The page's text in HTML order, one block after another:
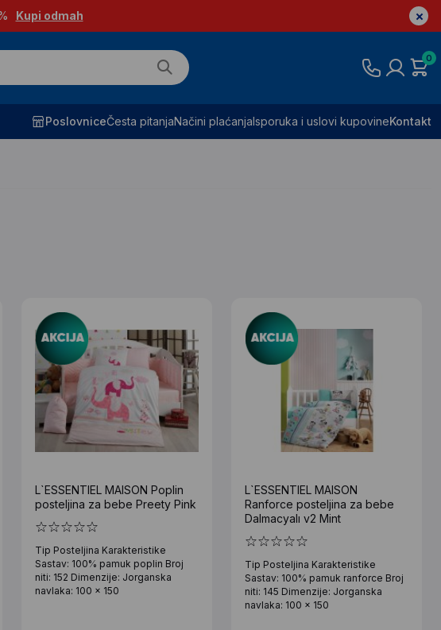
Kupi odmah
0
PoslovniceČesta pitanjaNačini plaćanjaIsporuka i uslovi kupovineKontakt
L`ESSENTIEL MAISON Poplin
posteljina za bebe Preety Pink
Tip Posteljina Karakteristike
Sastav: 100% pamuk poplin Broj
niti: 152 Dimenzije: Jorganska
navlaka: 100 x 150
L`ESSENTIEL MAISON
Ranforce posteljina za bebe
Dalmacyalı v2 Mint
Tip Posteljina Karakteristike
Sastav: 100% pamuk ranforce Broj
niti: 145 Dimenzije: Jorganska
navlaka: 100 x 150